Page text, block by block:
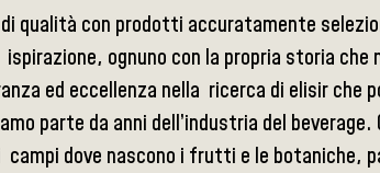
qualità con prodotti accuratamente
ognuno con la propria storia che
ed eccellenza nella ricerca di elisir che
parte da anni dell’industria del
dove nascono i frutti e le botaniche,